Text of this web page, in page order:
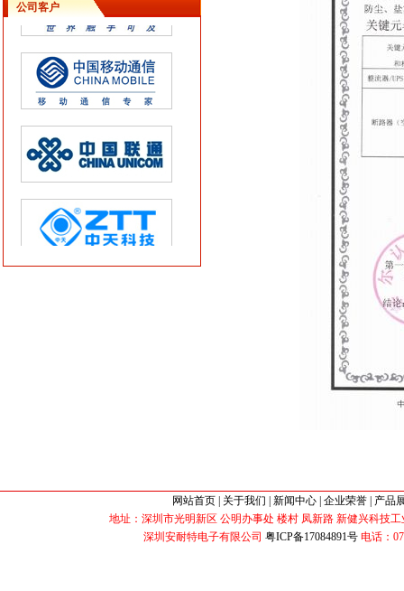
公司客户
网站首页 关于我们 新闻中心 企业荣誉
产品
地址：深圳市光明新区 公明办事处 楼村 凤新路 新健兴科技工
深圳安耐特电子有限公司 粤ICP备17084891号电话：